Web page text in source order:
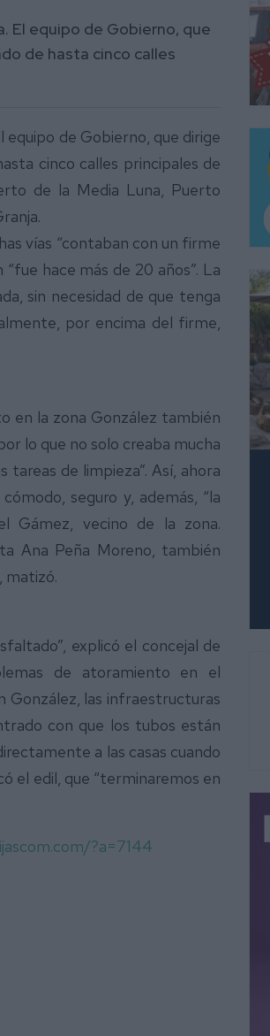
El equipo de Gobierno, que
de hasta cinco calles
equipo de Gobierno, que dirige
cinco calles principales de
de la Media Luna, Puerto
vías “contaban con un firme
hace más de 20 años”. La
sin necesidad de que tenga
por encima del firme,
en la zona González también
lo que no solo creaba mucha
de limpieza”. Así, ahora
seguro y, además, “la
Gámez, vecino de la zona.
Ana Peña Moreno, también
matizó.
explicó el concejal de
de atoramiento en el
González, las infraestructuras
con que los tubos están
a las casas cuando
el edil, que “terminaremos en
?a=7144